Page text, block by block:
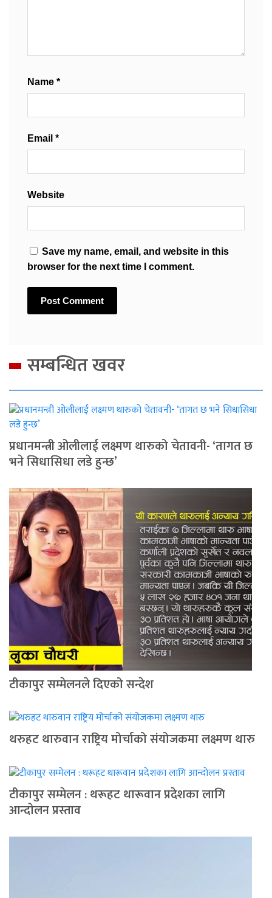
Name *
Email *
Website
Save my name, email, and website in this
browser for the next time I comment.
सम्बन्धित खवर
प्रधानमन्त्री ओलीलाई लक्ष्मण थारुको चेतावनी- ‘तागत छ
भने सिधासिधा लडे हुन्छ’
टीकापुर सम्मेलनले दिएको सन्देश
थरुहट थारुवान राष्ट्रिय मोर्चाको संयोजकमा लक्ष्मण थारु
टीकापुर सम्मेलन : थरूहट थारूवान प्रदेशका लागि
आन्दाेलन प्रस्ताव